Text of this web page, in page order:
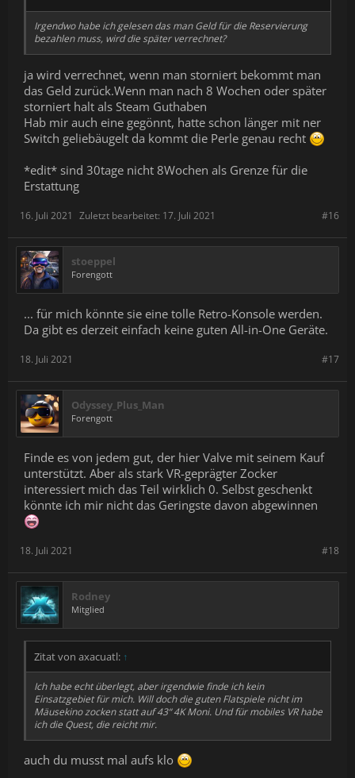
Irgendwo habe ich gelesen das man Geld für die Reservierung
bezahlen muss, wird die später verrechnet?
ja wird verrechnet, wenn man storniert bekommt man
das Geld zurück.Wenn man nach 8 Wochen oder später
storniert halt als Steam Guthaben
Hab mir auch eine gegönnt, hatte schon länger mit ner
Switch geliebäugelt da kommt die Perle genau recht
*edit* sind 30tage nicht 8Wochen als Grenze für die
Erstattung
#16
16. Juli 2021 Zuletzt bearbeitet: 17. Juli 2021
stoeppel
Forengott
... für mich könnte sie eine tolle Retro-Konsole werden.
Da gibt es derzeit einfach keine guten All-in-One Geräte.
#17
18. Juli 2021
Odyssey_Plus_Man
Forengott
Finde es von jedem gut, der hier Valve mit seinem Kauf
unterstützt. Aber als stark VR-geprägter Zocker
interessiert mich das Teil wirklich 0. Selbst geschenkt
könnte ich mir nicht das Geringste davon abgewinnen
#18
18. Juli 2021
Rodney
Mitglied
Zitat von axacuatl: ↑
Ich habe echt überlegt, aber irgendwie finde ich kein
Einsatzgebiet für mich. Will doch die guten Flatspiele nicht im
Mäusekino zocken statt auf 43“ 4K Moni. Und für mobiles VR habe
ich die Quest, die reicht mir.
auch du musst mal aufs klo